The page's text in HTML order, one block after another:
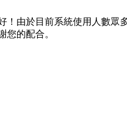
！由於目前系統使用人數眾
您的配合。